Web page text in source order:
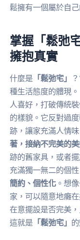
鬆擁有一個屬於自
掌握「鬆弛
擁抱真實
什麼是 「鬆弛宅」
種生活態度的體現。
人喜好，打破傳統
的樣貌。它反對過
跡，讓家充滿人情
著，接納不完美的
跡的舊家具，或者
充滿獨一無二的個性
簡約、個性化 。想
家，可以隨意地癱
在意擺設是否完美
這就是 「鬆弛宅」